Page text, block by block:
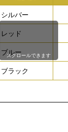
シルバー
レッド
ブルー
ブラック
スクロールできます